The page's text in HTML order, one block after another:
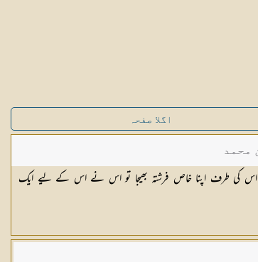
اگلا صفحہ
محمد
کی طرف اپنا خاص فرشتہ بھیجا تو اس نے اس کے لیے ایک